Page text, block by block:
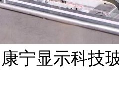
康宁显示科技